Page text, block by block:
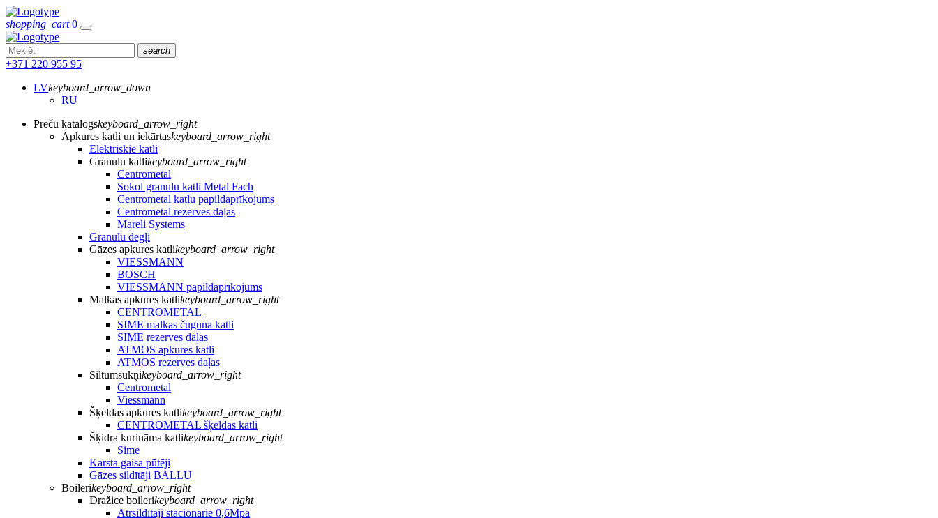
shopping_cart 0
search
+371 220 955 95
LVkeyboard_arrow_down
RU
Preču katalogskeyboard_arrow_right
Apkures katli un iekārtaskeyboard_arrow_right
Elektriskie katli
Granulu katlikeyboard_arrow_right
Centrometal
Sokol granulu katli Metal Fach
Centrometal katlu papildaprīkojums
Centrometal rezerves daļas
Mareli Systems
Granulu degļi
Gāzes apkures katlikeyboard_arrow_right
VIESSMANN
BOSCH
VIESSMANN papildaprīkojums
Malkas apkures katlikeyboard_arrow_right
CENTROMETAL
SIME malkas čuguna katli
SIME rezerves daļas
ATMOS apkures katli
ATMOS rezerves daļas
Siltumsūkņikeyboard_arrow_right
Centrometal
Viessmann
Šķeldas apkures katlikeyboard_arrow_right
CENTROMETAL šķeldas katli
Šķidra kurināma katlikeyboard_arrow_right
Sime
Karsta gaisa pūtēji
Gāzes sildītāji BALLU
Boilerikeyboard_arrow_right
Dražice boilerikeyboard_arrow_right
Ātrsildītāji stacionārie 0,6Mpa